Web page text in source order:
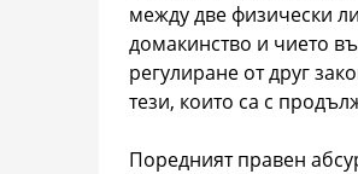
между две физически
домакинство и чието
регулиране от друг
тези, които са с
Поредният правен